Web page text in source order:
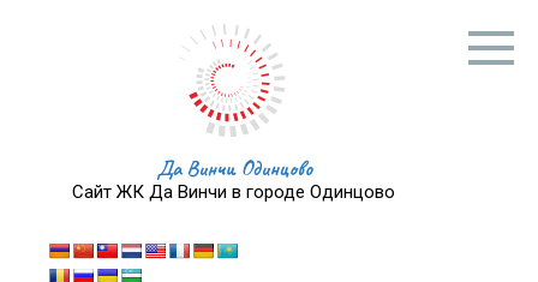
Да Винчи Одинцово
Сайт ЖК Да Винчи в городе Одинцово